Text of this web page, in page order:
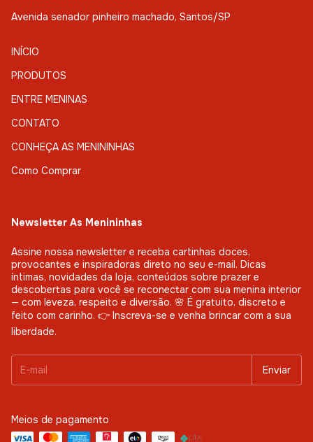
Avenida senador pinheiro machado, Santos/SP
INÍCIO
PRODUTOS
ENTRE MENINAS
CONTATO
CONHEÇA AS MENININHAS
Como Comprar
Newsletter As Menininhas
Assine nossa newsletter e receba cartinhas doces,
provocantes e inspiradoras direto no seu e-mail. Dicas
íntimas, novidades da loja, conteúdos sobre prazer e
descobertas para você se reconectar com sua menina interior
— com leveza, respeito e diversão. 🌸 É gratuito, discreto e
feito com carinho. 👉 Inscreva-se e venha brincar com a sua
liberdade.
Meios de pagamento